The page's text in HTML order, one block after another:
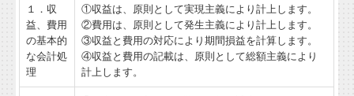
１．収
益、費用
の基本的
な会計処
理
①収益は、原則として実現主義により計上します。
②費用は、原則として発生主義により計上します。
③収益と費用の対応により期間損益を計算します。
④収益と費用の記載は、原則として総額主義により
計上します。